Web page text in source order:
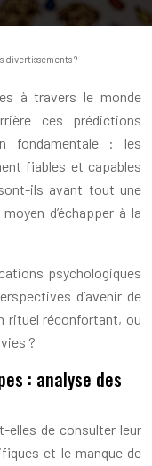
divertissements ?
à travers le monde
ces prédictions
fondamentale : les
fiables et capables
ils avant tout une
d’échapper à la
psychologiques
d’avenir de
rituel réconfortant, ou
?
: analyse des
elles de consulter leur
et le manque de